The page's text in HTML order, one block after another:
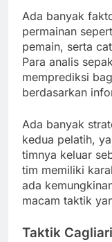
Ada banyak
permainan
pemain, serta
Para analis
memprediksi
berdasarkan
Ada banyak
kedua pelatih,
timnya keluar
tim memiliki
ada
macam taktik
Taktik